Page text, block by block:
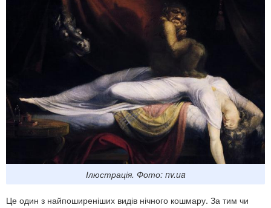
Ілюстрація. Фото: nv.ua
Це один з найпоширеніших видів нічного кошмару. За тим чи